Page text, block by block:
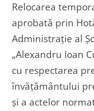
Relocarea
aprobată prin
Administrație al
„Alexandru Ioan
cu respectarea
învățământului
și a actelor